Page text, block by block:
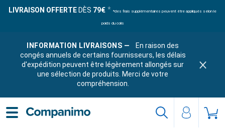
LIVRAISON OFFERTE DÈS 79€ *des frais supplémentaires peuvent être appliqués selon le
poids du colis
INFORMATION LIVRAISONS —
En raison des
congés annuels de certains fournisseurs, les délais
d'expédition peuvent être légèrement allongés sur
une sélection de produits. Merci de votre
compréhension.